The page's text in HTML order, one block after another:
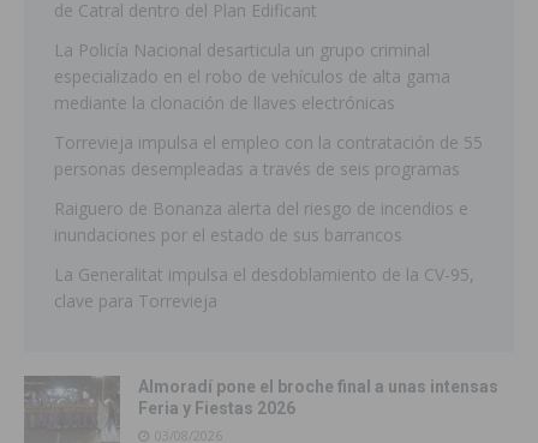
de Catral dentro del Plan Edificant
La Policía Nacional desarticula un grupo criminal
especializado en el robo de vehículos de alta gama
mediante la clonación de llaves electrónicas
Torrevieja impulsa el empleo con la contratación de 55
personas desempleadas a través de seis programas
Raiguero de Bonanza alerta del riesgo de incendios e
inundaciones por el estado de sus barrancos
La Generalitat impulsa el desdoblamiento de la CV-95,
clave para Torrevieja
Almoradí pone el broche final a unas intensas
Feria y Fiestas 2026
03/08/2026